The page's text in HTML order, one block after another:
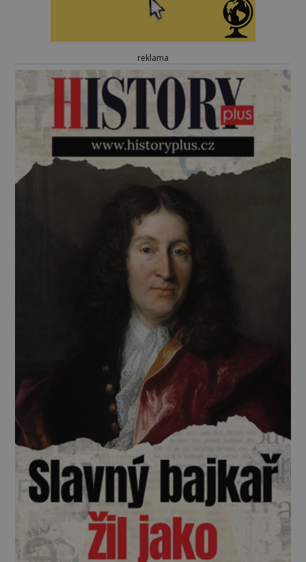
reklama